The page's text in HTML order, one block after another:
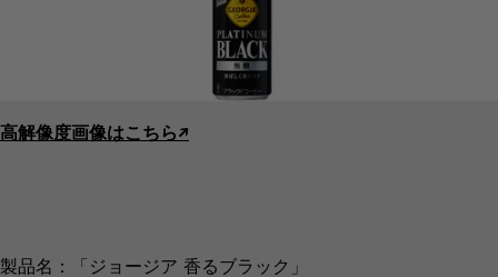
高解像度画像はこちら↗︎
製品名：「ジョージア 香るブラック」